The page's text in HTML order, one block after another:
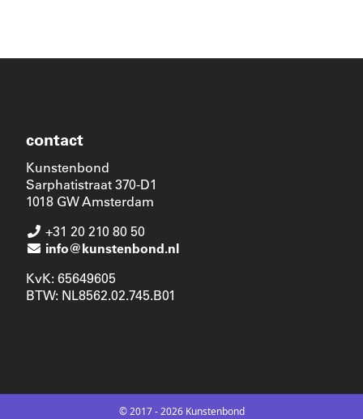
contact
Kunstenbond
Sarphatistraat 370-D1
1018 GW Amsterdam
+31 20 210 80 50
info@kunstenbond.nl
KvK: 65649605
BTW: NL8562.02.745.B01
© 2017 - 2026 Kunstenbond